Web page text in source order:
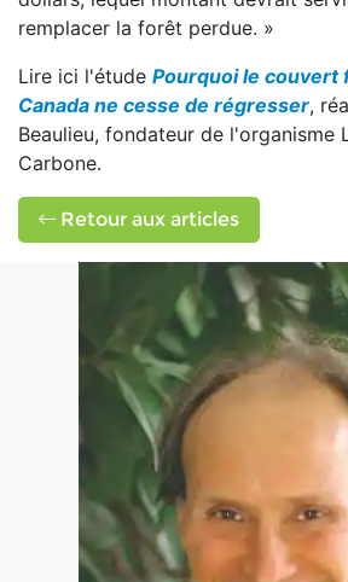
remplacer la forêt perdue. »
Lire ici l'étude Pourquoi le couvert
Canada ne cesse de régresser,
Beaulieu, fondateur de l'organisme
Carbone.
Retour aux articles